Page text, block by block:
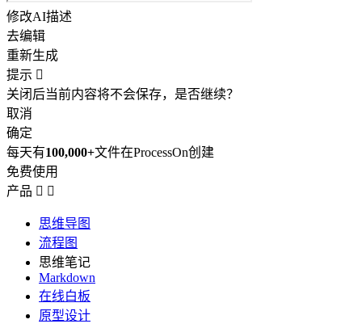
修改AI描述
去编辑
重新生成
提示 
关闭后当前内容将不会保存，是否继续？
取消
确定
每天有100,000+文件在ProcessOn创建
免费使用
产品  
思维导图
流程图
思维笔记
Markdown
在线白板
原型设计